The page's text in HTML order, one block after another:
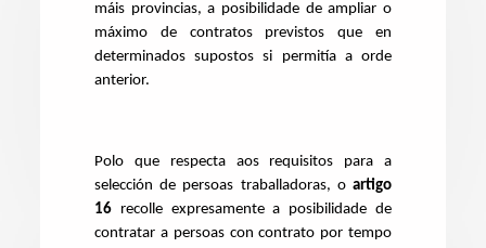
máis provincias, a posibilidade de ampliar o
máximo de contratos previstos que en
determinados supostos si permitía a orde
anterior.
Polo que respecta aos requisitos para a
selección de persoas traballadoras, o artigo
16 recolle expresamente a posibilidade de
contratar a persoas con contrato por tempo